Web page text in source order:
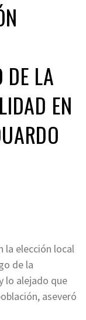
DE LA
EN
la elección local
de la
lo alejado que
aseveró